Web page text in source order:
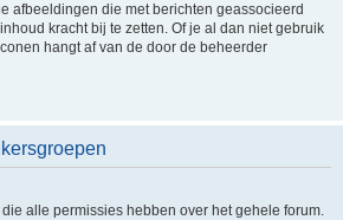
afbeeldingen die met berichten geassocieerd
kracht bij te zetten. Of je al dan niet gebruik
hangt af van de door de beheerder
alle permissies hebben over het gehele forum.